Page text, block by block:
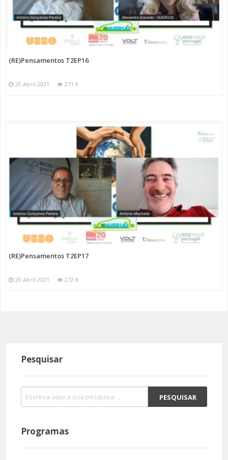
(RE)Pensamentos T2EP16
20 Abril 2021 271 K
(RE)Pensamentos T2EP17
20 Abril 2021 272 K
Pesquisar
Programas